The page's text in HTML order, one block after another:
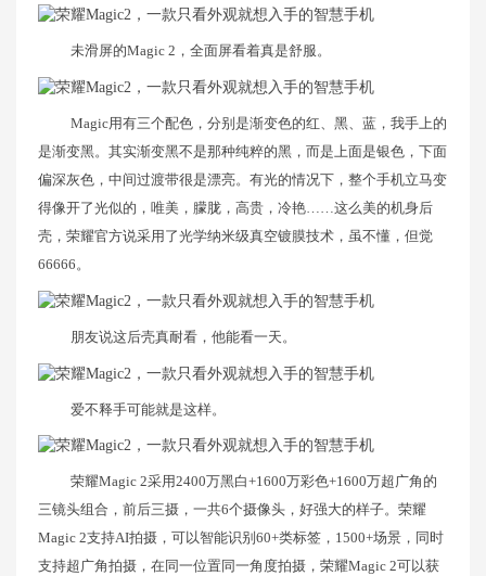
未滑屏的Magic 2，全面屏看着真是舒服。
Magic用有三个配色，分别是渐变色的红、黑、蓝，我手上的
是渐变黑。其实渐变黑不是那种纯粹的黑，而是上面是银色，下面
偏深灰色，中间过渡带很是漂亮。有光的情况下，整个手机立马变
得像开了光似的，唯美，朦胧，高贵，冷艳……这么美的机身后
壳，荣耀官方说采用了光学纳米级真空镀膜技术，虽不懂，但觉
66666。
朋友说这后壳真耐看，他能看一天。
爱不释手可能就是这样。
荣耀Magic 2采用2400万黑白+1600万彩色+1600万超广角的
三镜头组合，前后三摄，一共6个摄像头，好强大的样子。荣耀
Magic 2支持AI拍摄，可以智能识别60+类标签，1500+场景，同时
支持超广角拍摄，在同一位置同一角度拍摄，荣耀Magic 2可以获